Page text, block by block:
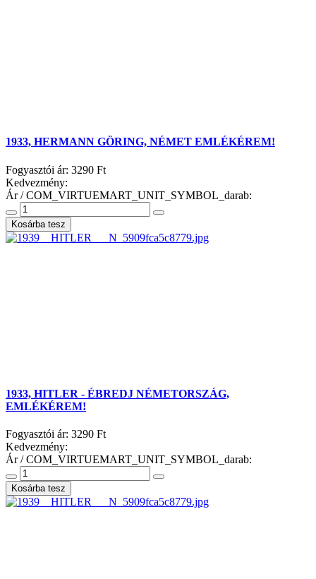
1933, HERMANN GÖRING, NÉMET EMLÉKÉREM!
Fogyasztói ár: 3290 Ft
Kedvezmény:
Ár / COM_VIRTUEMART_UNIT_SYMBOL_darab:
1933, HITLER - ÉBREDJ NÉMETORSZÁG,
EMLÉKÉREM!
Fogyasztói ár: 3290 Ft
Kedvezmény:
Ár / COM_VIRTUEMART_UNIT_SYMBOL_darab: